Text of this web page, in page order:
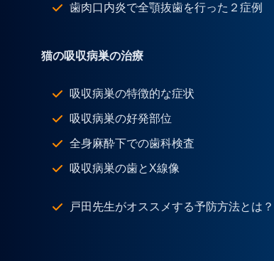
歯肉口内炎で全顎抜歯を行った２症例
猫の吸収病巣の治療
吸収病巣の特徴的な症状
吸収病巣の好発部位
全身麻酔下での歯科検査
吸収病巣の歯とX線像
戸田先生がオススメする予防方法とは？